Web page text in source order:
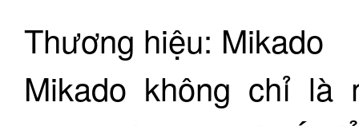
Thương hiệu: Mikado
Mikado không chỉ